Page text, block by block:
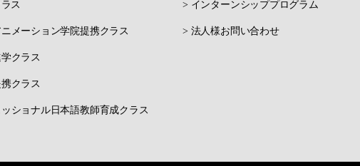
ス
メーション学院提携クラス
クラス
クラス
ショナル日本語教師育成クラス
> インターンシッププログラム
> 法人様お問い合わせ